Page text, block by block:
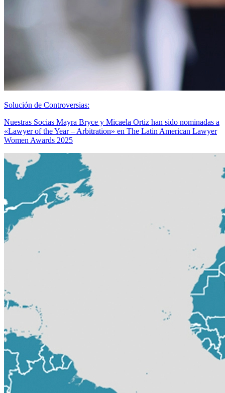
Solución de Controversias:
Nuestras Socias Mayra Bryce y Micaela Ortiz han sido nominadas a
«Lawyer of the Year – Arbitration» en The Latin American Lawyer
Women Awards 2025